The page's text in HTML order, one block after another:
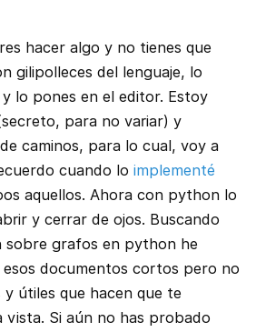
hacer algo y no tienes que
gilipolleces del lenguaje, lo
lo pones en el editor. Estoy
para no variar) y
caminos, para lo cual, voy a
cuando lo implementé
aquellos. Ahora con python lo
y cerrar de ojos. Buscando
sobre grafos en python he
documentos cortos pero no
útiles que hacen que te
vista. Si aún no has probado